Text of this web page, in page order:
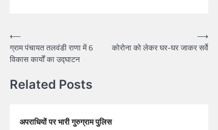
⟵
ग्राम पंचायत तलवंडी राणा में 6
विकास कार्यों का उद्घाटन
कोरोना को लेकर घर-घर जाकर सर्वे
⟶
Related Posts
अपराधियों पर भारी गुरुग्राम पुलिस